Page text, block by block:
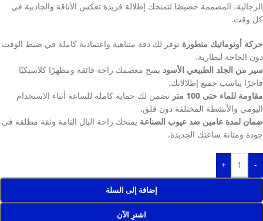
الرجالية، المصممة خصيصًا لتمنحك إطلالة فريدة تعكس الأناقة والجاذبية في
كل وقت.
حركة أوتوماتيك متطورة توفر لك دقة متناهية واعتمادية كاملة في ضبط الوقت
دون الحاجة لبطارية.
سير من الجلد الطبيعي الأسود يمنح معصمك راحة فائقة ومظهرًا كلاسيكيًا
فاخرًا يناسب جميع إطلالاتك.
مقاومة للماء حتى 100 متر
تضمن لك حماية كاملة للساعة أثناء الاستخدام
اليومي والأنشطة المختلفة دون قلق.
ضمان لمدة عامين ضد عيوب الصناعة يمنحك راحة البال التامة وثقة مطلقة في
جودة ومتانة ساعتك الجديدة.
-
+
إضافة إلى السلة
اشترِ الآن